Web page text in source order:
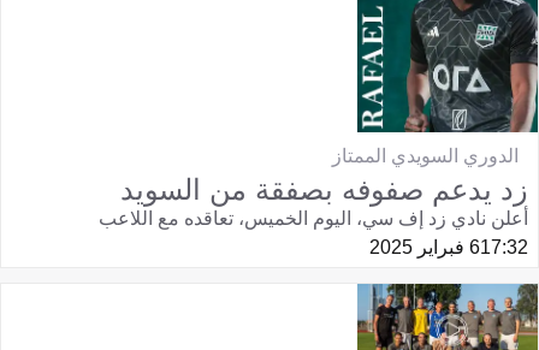
الدوري السويدي الممتاز
زد يدعم صفوفه بصفقة من السويد
أعلن نادي زد إف سي، اليوم الخميس، تعاقده مع اللاعب
17:326 فبراير 2025